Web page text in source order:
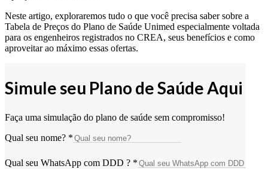
Neste artigo, exploraremos tudo o que você precisa saber sobre a
Tabela de Preços do Plano de Saúde Unimed especialmente voltada
para os engenheiros registrados no CREA, seus benefícios e como
aproveitar ao máximo essas ofertas.
Simule seu Plano de Saúde Aqui
Faça uma simulação do plano de saúde sem compromisso!
Qual seu nome? *
Qual seu WhatsApp com DDD ? *